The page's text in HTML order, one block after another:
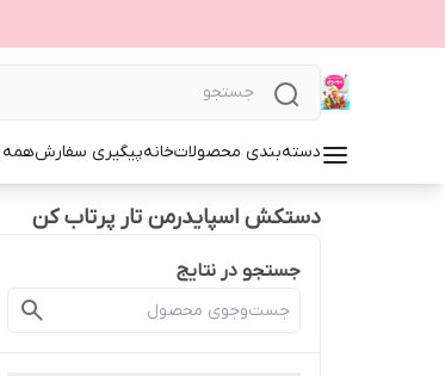
دسته‌بندی محصولاتخانهپیگیری سفارشهمه
دستکش اسپایدرمن تار پرتاب کن
جستجو در نتایج